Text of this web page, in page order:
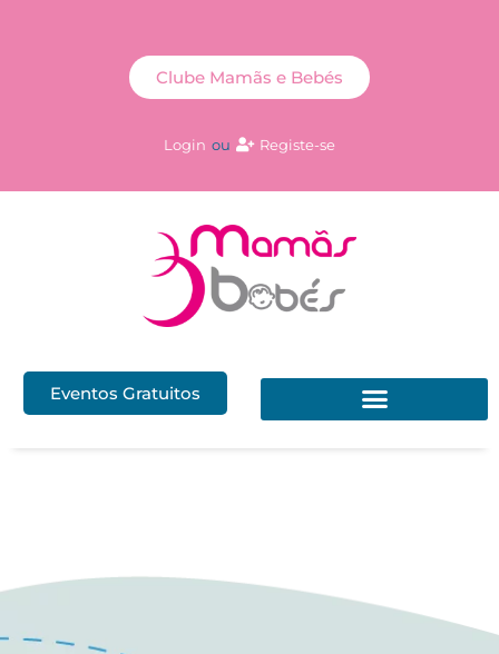
Login ou Registe-se
Clube Mamãs e Bebés
Eventos Gratuitos